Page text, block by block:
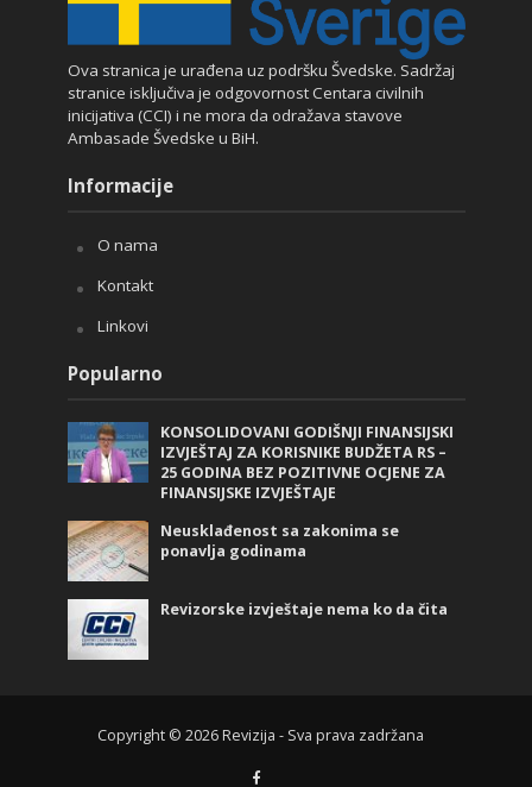
Ova stranica je urađena uz podršku Švedske. Sadržaj
stranice isključiva je odgovornost Centara civilnih
inicijativa (CCI) i ne mora da odražava stavove
Ambasade Švedske u BiH.
Informacije
O nama
Kontakt
Linkovi
Popularno
KONSOLIDOVANI GODIŠNJI FINANSIJSKI
IZVJEŠTAJ ZA KORISNIKE BUDŽETA RS –
25 GODINA BEZ POZITIVNE OCJENE ZA
FINANSIJSKE IZVJEŠTAJE
Neusklađenost sa zakonima se
ponavlja godinama
Revizorske izvještaje nema ko da čita
Copyright © 2026 Revizija - Sva prava zadržana